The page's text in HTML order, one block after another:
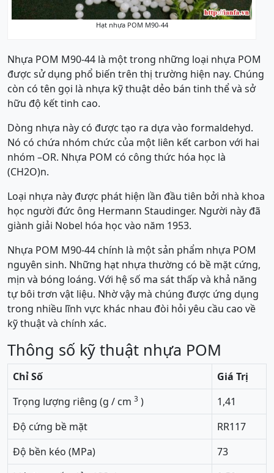
Hạt nhựa POM M90-44
Nhựa POM M90-44 là một trong những loại nhựa POM
được sử dụng phổ biến trên thị trường hiện nay. Chúng
còn có tên gọi là nhựa kỹ thuật dẻo bán tinh thể và sở
hữu độ kết tinh cao.
Dòng nhựa này có được tạo ra dựa vào formaldehyd.
Nó có chứa nhóm chức của một liên kết carbon với hai
nhóm –OR. Nhựa POM có công thức hóa học là
(CH2O)n.
Loại nhựa này được phát hiện lần đầu tiên bởi nhà khoa
học người đức ông Hermann Staudinger. Người này đã
giành giải Nobel hóa học vào năm 1953.
Nhựa POM M90-44 chính là một sản phẩm nhựa POM
nguyên sinh. Những hạt nhựa thường có bề mặt cứng,
mịn và bóng loáng. Với hệ số ma sát thấp và khả năng
tự bôi trơn vật liệu. Nhờ vậy mà chúng được ứng dụng
trong nhiều lĩnh vực khác nhau đòi hỏi yêu cầu cao về
kỹ thuật và chính xác.
Thông số kỹ thuật nhựa POM
Chỉ Số
Giá Trị
Trọng lượng riêng (g / cm 3 )
1,41
Độ cứng bề mặt
RR117
Độ bền kéo (MPa)
73